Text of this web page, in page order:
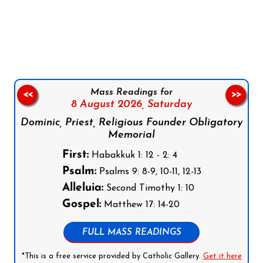
Mass Readings for
8 August 2026, Saturday
Dominic, Priest, Religious Founder Obligatory
Memorial
First:Habakkuk 1: 12 - 2: 4
Psalm:Psalms 9: 8-9, 10-11, 12-13
Alleluia:Second Timothy 1: 10
Gospel:Matthew 17: 14-20
FULL MASS READINGS
*This is a free service provided by Catholic Gallery. Get it here
<< >>